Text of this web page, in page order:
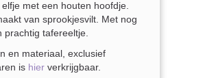
met een houten hoofdje.
van sprookjesvilt. Met nog
prachtig tafereeltje.
en materiaal, exclusief
is hier verkrijgbaar.